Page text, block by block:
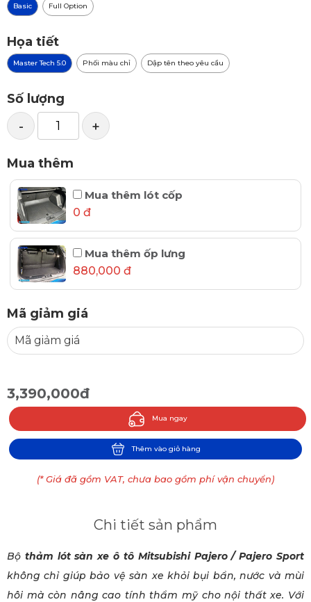
Basic Full Option
Họa tiết
Master Tech 5.0 Phối màu chỉ Dập tên theo yêu cầu
Số lượng
- +
Mua thêm
Mua thêm lót cốp
0 đ
Mua thêm ốp lưng
880,000 đ
Mã giảm giá
3,390,000đ
Mua ngay
Thêm vào giỏ hàng
(* Giá đã gồm VAT, chưa bao gồm phí vận chuyển)
Chi tiết sản phẩm
Bộ thảm lót sàn xe ô tô Mitsubishi Pajero / Pajero Sport
không chỉ giúp bảo vệ sàn xe khỏi bụi bẩn, nước và mùi
hôi mà còn nâng cao tính thẩm mỹ cho nội thất xe. Với